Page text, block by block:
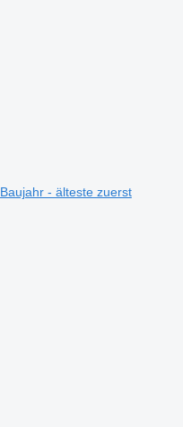
Baujahr - älteste zuerst